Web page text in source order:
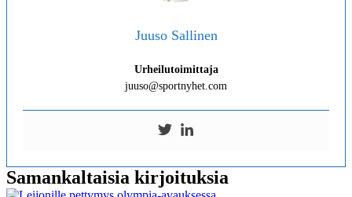
Juuso Sallinen
Urheilutoimittaja
juuso@sportnyhet.com
Samankaltaisia kirjoituksia